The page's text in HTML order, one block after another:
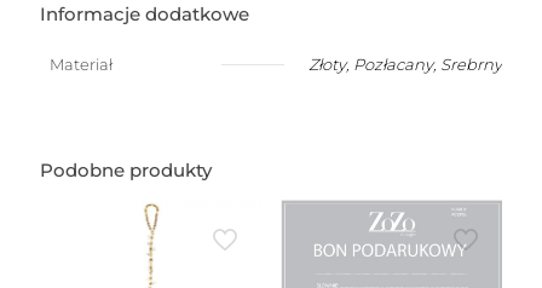
Choker
przywieszką
w
(1,5
Informacje dodatkowe
Materiał Złoty, Pozłacany, Srebrny
Podobne produkty